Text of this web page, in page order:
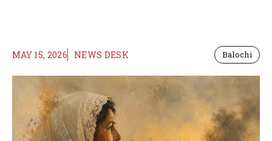
MAY 15, 2026 NEWS DESK Balochi